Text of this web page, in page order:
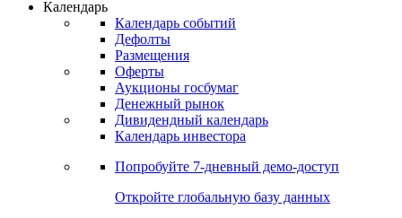
Откройте глобальную базу данных
Получить доступ
Календарь
Календарь событий
Дефолты
Размещения
Оферты
Денежный рынок
Календарь инвестора